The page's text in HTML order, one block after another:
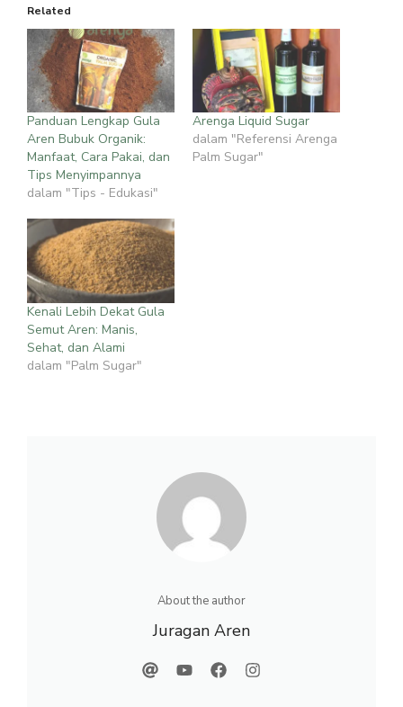
Related
Panduan Lengkap Gula
Aren Bubuk Organik:
Manfaat, Cara Pakai, dan
Tips Menyimpannya
dalam "Tips - Edukasi"
Arenga Liquid Sugar
dalam "Referensi Arenga
Palm Sugar"
Kenali Lebih Dekat Gula
Semut Aren: Manis,
Sehat, dan Alami
dalam "Palm Sugar"
About the author
Juragan Aren